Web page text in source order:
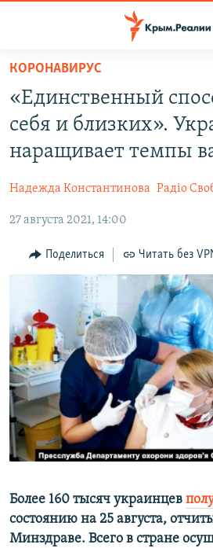
Вернуться
основному
содержанию
главной
Вернутся
поиску
СПЕЦПРОЕКТЫ
11 ЛЕТ ОККУПАЦИИ КРЫМА. 11
ЕЩЕ
ИНТЕРАКТИВ
ИНФОГРАФИКА
ТЕЛЕПРОЕКТ КРЫМ.РЕАЛИИ
СОВЕТЫ ПРАВОЗАЩИТНИКОВ
ПРОПАВШИЕ БЕЗ ВЕСТИ
ПОБЕДИТЕЛЕЙ НЕ СУДЯТ?
КРЫМ.НЕПОКОРЕННЫЙ
ELIFBE
УКРАИНСКАЯ ПРОБЛЕМА КРЫМА
РАДІО СВОБОДА
КАК ОБОЙТИ БЛОКИРОВКУ
Українською
Qırımtatar
ПРИСОЕДИНЯЙТЕСЬ!
КОРОНАВИРУС
«Единственный
себя и близких».
наращивает темпы
Надежда Константинова Радіо
27 августа 2021, 14:00
Поделиться Читать без
Более 160 тысяч украинцев
состоянию на 25 августа,
Минздраве. Всего в стране